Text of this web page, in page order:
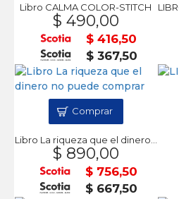
Libro CALMA COLOR-STITCH
$ 490,00
$ 416,50
$ 367,50
$ 890,00
$ 756,50
$ 667,50
Comprar